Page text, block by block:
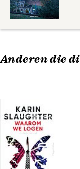
Anderen die